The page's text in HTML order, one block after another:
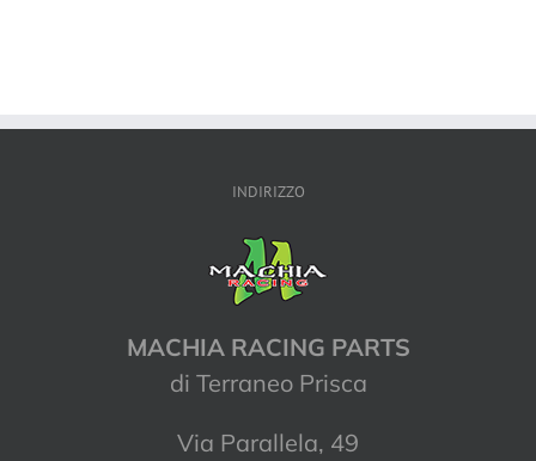
INDIRIZZO
MACHIA RACING PARTS
di Terraneo Prisca
Via Parallela, 49